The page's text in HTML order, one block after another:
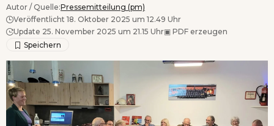
Autor / Quelle:Pressemitteilung (pm)
Veröffentlicht 18. Oktober 2025 um 12.49 Uhr
Update 25. November 2025 um 21.15 Uhr▣ PDF erzeugen